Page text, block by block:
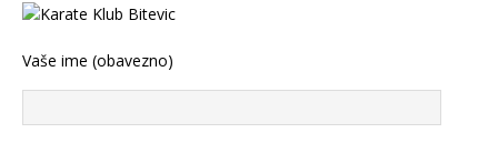
Vaše ime (obavezno)